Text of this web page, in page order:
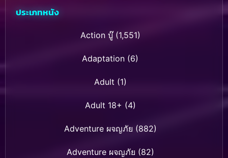
ประเภทหนัง
Action บู๊(1,551)
Adaptation (6)
Adult (1)
Adult 18+ (4)
Adventure ผจญภัย (882)
Adventure ผจญภัย (82)